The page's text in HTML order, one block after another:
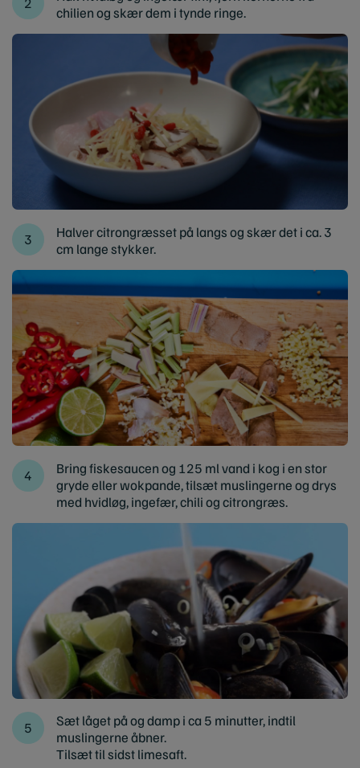
chilien og skær dem i tynde ringe.
Halver citrongræsset på langs og skær det i ca. 3
cm lange stykker.
Bring fiskesaucen og 125 ml vand i kog i en stor
gryde eller wokpande, tilsæt muslingerne og drys
med hvidløg, ingefær, chili og citrongræs.
Sæt låget på og damp i ca 5 minutter, indtil
muslingerne åbner.
Tilsæt til sidst limesaft.